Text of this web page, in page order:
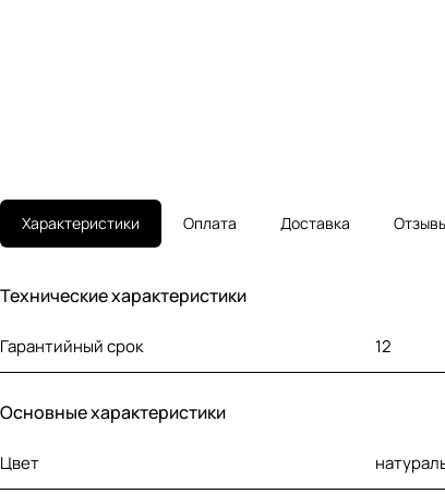
Характеристики Оплата Доставка
Технические характеристики
Гарантийный срок 12
Основные характеристики
Цвет